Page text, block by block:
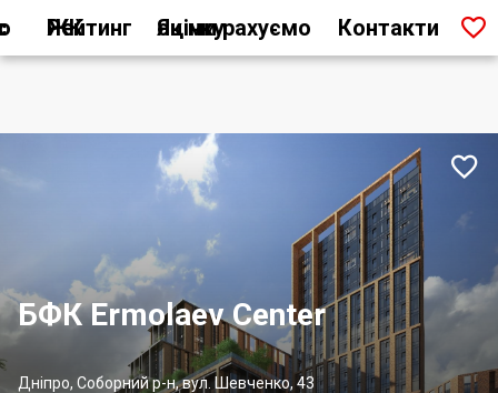
Рейтинг ЖК Як ми рахуємо оцінку Контакти 
БФК Ermolaev Center
Дніпро, Соборний р-н, вул. Шевченко, 43
